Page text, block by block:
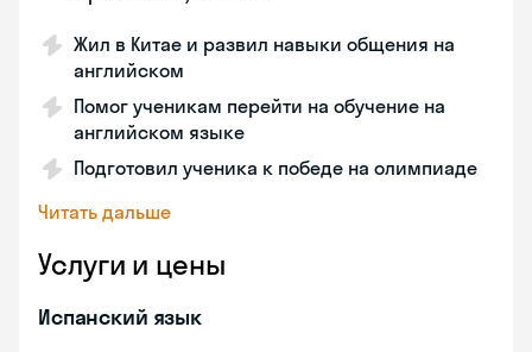
Жил в Китае и развил навыки общения на
английском
Помог ученикам перейти на обучение на
английском языке
Подготовил ученика к победе на олимпиаде
Читать дальше
Услуги и цены
Испанский язык